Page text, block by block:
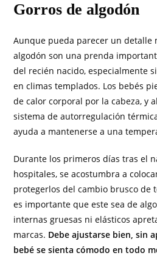
Gorros de algodón
Aunque pueda parecer un detalle
algodón son una prenda
del recién nacido, especialmente
en climas templados. Los bebés
de calor corporal por la cabeza, y
sistema de autorregulación
ayuda a mantenerse a una
Durante los primeros días tras el
hospitales, se acostumbra a
protegerlos del cambio brusco de
es importante que este sea de
internas gruesas ni elásticos
marcas. Debe ajustarse bien, sin
bebé se sienta cómodo en todo